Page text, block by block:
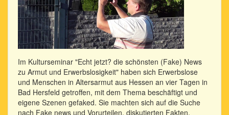
Im Kulturseminar "Echt jetzt? die schönsten (Fake) News
zu Armut und Erwerbslosigkeit" haben sich Erwerbslose
und Menschen in Altersarmut aus Hessen an vier Tagen in
Bad Hersfeld getroffen, mit dem Thema beschäftigt und
eigene Szenen gefaked. Sie machten sich auf die Suche
nach Fake news und Vorurteilen, diskutierten Fakten,